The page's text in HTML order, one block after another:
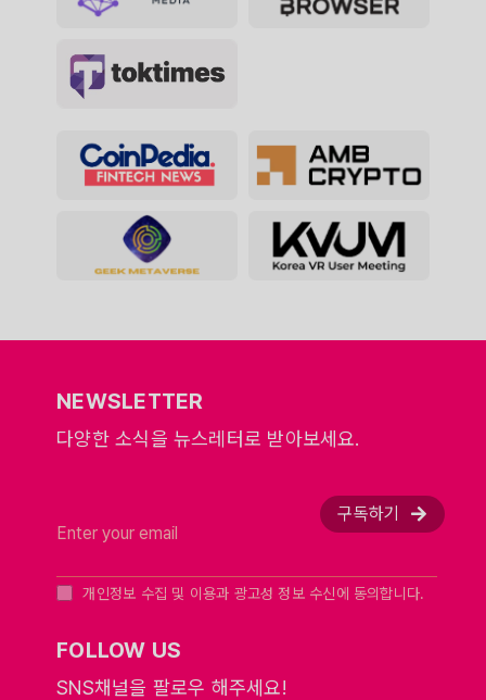
NEWSLETTER
다양한 소식을 뉴스레터로 받아보세요.
구독하기
개인정보 수집 및 이용과 광고성 정보 수신에 동의합니다.
FOLLOW US
SNS채널을 팔로우 해주세요!